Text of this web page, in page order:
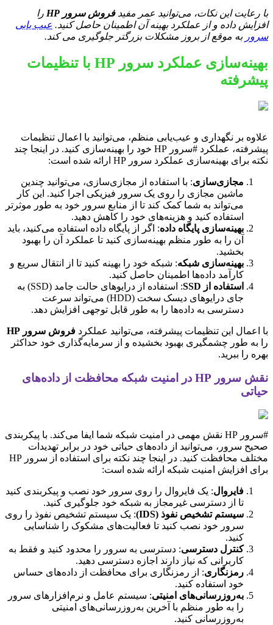
با رعایت این نکات، می‌توانید عمر مفیدفروش سرور HP
را
افزایش داده و از عملکرد بهینه آن اطمینان حاصل کنید. عیب یابی
سرور به موقع از بروز مشکلات بزرگتر جلوگیری می کند.
بهینه‌سازی عملکرد سرور HP با تنظیمات
پیشرفته
علاوه بر نگهداری و عیب‌یابی منظم، می‌توانید با اعمال تنظیمات
پیشرفته، عملکرد #سرور HP خود را بهینه‌سازی کنید. در اینجا چند
نکته برای بهینه‌سازی عملکرد سرور HP ارائه شده است:
مجازی‌سازی: با استفاده از مجازی‌سازی، می‌توانید چندین
ماشین مجازی را روی یک سرور فیزیکی اجرا کنید. این کار
می‌تواند به شما کمک کند تا از منابع سرور خود به طور موثرتر
استفاده کنید و هزینه‌های خود را کاهش دهید.
بهینه‌سازی پایگاه داده: اگر از پایگاه داده استفاده می‌کنید، باید
آن را به طور منظم بهینه‌سازی کنید تا عملکرد آن را بهبود
بخشید.
بهینه‌سازی شبکه: شبکه خود را بهینه کنید تا از انتقال سریع و
کارآمد داده‌ها اطمینان حاصل کنید.
استفاده از SSD
: استفاده از درایوهای حالت جامد (SSD) به
جای درایوهای دیسک سخت (HDD) می‌تواند سرعت
دسترسی به داده‌ها را به طور قابل توجهی افزایش دهد.
با اعمال این تنظیمات پیشرفته، می‌توانید عملکرد فروش سرور HP
را به طور چشمگیری بهبود بخشیده و از سرمایه‌گذاری خود حداکثر
بهره را ببرید.
نقش سرور HP در امنیت شبکه محافظت از داده‌های
حیاتی
#سرور HP نقش مهمی در امنیت شبکه شما ایفا می‌کند. با پیکربندی
صحیح سرور، می‌توانید از داده‌های حیاتی خود در برابر تهدیدات
مختلف محافظت کنید. در اینجا چند نکته برای استفاده از سرور HP
برای افزایش امنیت شبکه ارائه شده است:
فایروال: یک فایروال را روی سرور خود نصب و پیکربندی کنید
تا از دسترسی غیرمجاز به شبکه خود جلوگیری کنید.
سیستم تشخیص نفوذ (IDS)
: یک سیستم تشخیص نفوذ را روی
سرور خود نصب کنید تا فعالیت‌های مشکوک را شناسایی
کنید.
کنترل دسترسی: دسترسی به سرور را محدود کنید و فقط به
کاربرانی که نیاز دارند اجازه دسترسی دهید.
رمزنگاری: از رمزنگاری برای محافظت از داده‌های حساس
خود استفاده کنید.
به‌روزرسانی‌های امنیتی: سیستم عامل و نرم‌افزارهای سرور
را به طور منظم با آخرین به‌روزرسانی‌های امنیتی
به‌روزرسانی کنید.